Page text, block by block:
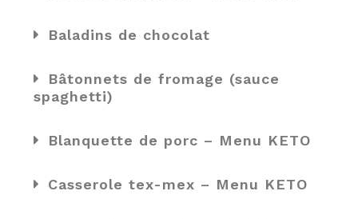
Baladins de chocolat
Bâtonnets de fromage (sauce
spaghetti)
Blanquette de porc – Menu KETO
Casserole tex-mex – Menu KETO